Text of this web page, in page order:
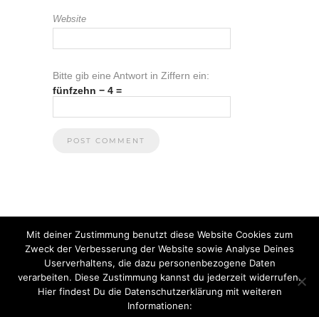
Website
Bitte gib eine Antwort in Ziffern ein:
fünfzehn − 4 =
Mit deiner Zustimmung benutzt diese Website Cookies zum
Zweck der Verbesserung der Website sowie Analyse Deines
Userverhaltens, die dazu personenbezogene Daten
verarbeiten. Diese Zustimmung kannst du jederzeit widerrufen.
Hier findest Du die Datenschutzerklärung mit weiteren
Informationen: